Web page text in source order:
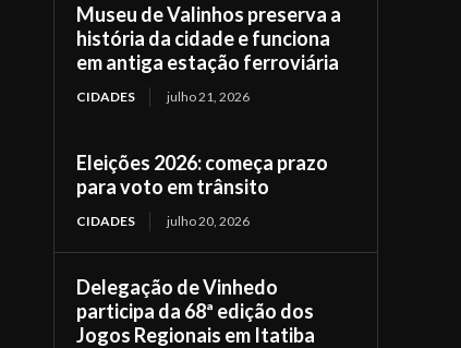
Museu de Valinhos preserva a
história da cidade e funciona
em antiga estação ferroviária
CIDADES julho 21, 2026
Eleições 2026: começa prazo
para voto em trânsito
CIDADES julho 20, 2026
Delegação de Vinhedo
participa da 68ª edição dos
Jogos Regionais em Itatiba